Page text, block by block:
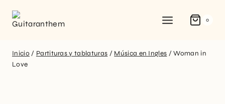
0
Inicio / Partituras y tablaturas / Música en Ingles / Woman in
Love